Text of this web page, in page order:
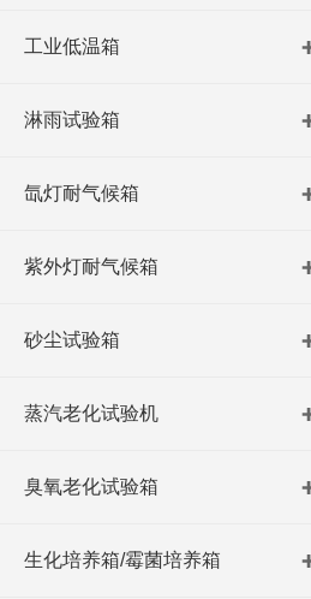
工业低温箱
淋雨试验箱
氙灯耐气候箱
紫外灯耐气候箱
砂尘试验箱
蒸汽老化试验机
臭氧老化试验箱
生化培养箱/霉菌培养箱